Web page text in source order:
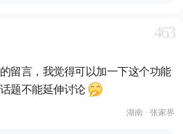
463
留言，我觉得可以加一下这个功能
题不能延伸讨论
湖南 · 张家界